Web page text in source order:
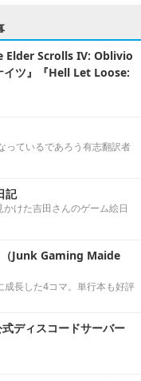
Elder Scrolls IV: Oblivio
ツ』『Hell Let Loose:
っているであろう有志翻訳者
記
けた吉田さんのゲーム絵日
（Junk Gaming Maide
長した4コマ。単行本も好評
ディスコードサーバー